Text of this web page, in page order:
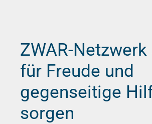
ZWAR-
für Freude und
gegenseitige
sorgen